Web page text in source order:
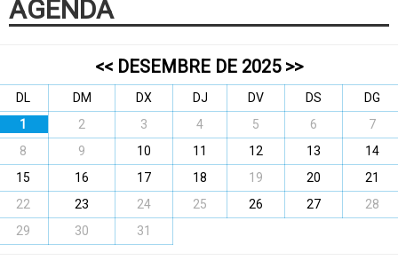
AGENDA
<< DESEMBRE DE 2025 >>
DL DM DX DJ DV DS
DG
1
2 3 4 5 6
7
8
9 10 11 12 13
14
15
16 17 18 19 20
21
22
23 24 25 26 27
28
29
30 31